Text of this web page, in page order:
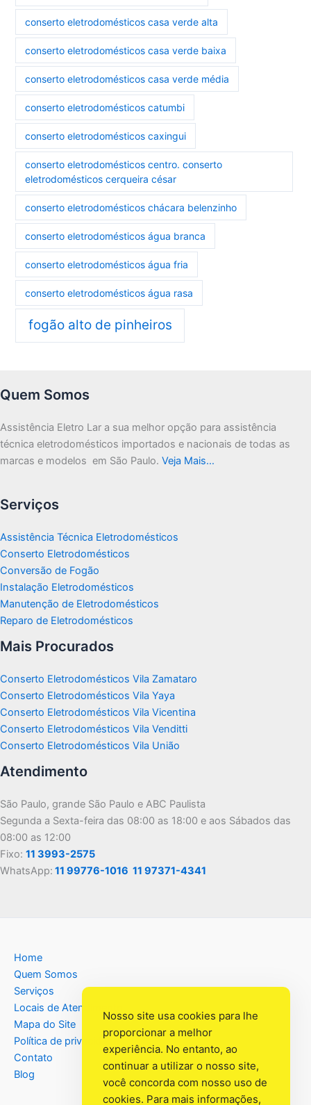
conserto eletrodomésticos casa verde alta
conserto eletrodomésticos casa verde baixa
conserto eletrodomésticos casa verde média
conserto eletrodomésticos catumbi
conserto eletrodomésticos caxingui
conserto eletrodomésticos centro. conserto
eletrodomésticos cerqueira césar
conserto eletrodomésticos chácara belenzinho
conserto eletrodomésticos água branca
conserto eletrodomésticos água fria
conserto eletrodomésticos água rasa
fogão alto de pinheiros
Quem Somos
Assistência Eletro Lar a sua melhor opção para assistência
técnica eletrodomésticos importados e nacionais de todas as
marcas e modelos em São Paulo. Veja Mais…
Serviços
Assistência Técnica Eletrodomésticos
Conserto Eletrodomésticos
Conversão de Fogão
Instalação Eletrodomésticos
Manutenção de Eletrodomésticos
Reparo de Eletrodomésticos
Mais Procurados
Conserto Eletrodomésticos Vila Zamataro
Conserto Eletrodomésticos Vila Yaya
Conserto Eletrodomésticos Vila Vicentina
Conserto Eletrodomésticos Vila Venditti
Conserto Eletrodomésticos Vila União
Atendimento
São Paulo, grande São Paulo e ABC Paulista
Segunda a Sexta-feira das 08:00 as 18:00 e aos Sábados das
08:00 as 12:00
Fixo: 11 3993-2575
WhatsApp: 11 99776-1016 11 97371-4341
Home
Quem Somos
Serviços
Locais de Atendimento
Mapa do Site
Política de privacidade
Contato
Blog
Nosso site usa cookies para lhe
proporcionar a melhor
experiência. No entanto, ao
continuar a utilizar o nosso site,
você concorda com nosso uso de
cookies. Para mais informações,